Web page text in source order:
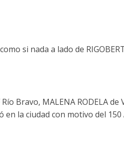
si nada a lado de
Bravo, MALENA RODELA de
la ciudad con motivo del